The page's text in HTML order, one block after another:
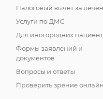
Налоговый вычет за
Услуги по ДМС
Для иногородних
Формы заявлений и
документов
Вопросы и ответы
Проверить зрение онлайн